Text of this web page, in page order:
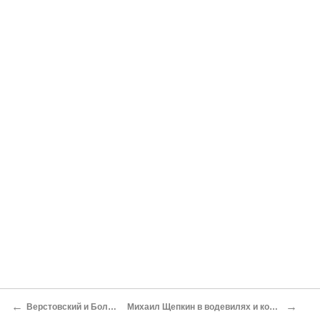
← Верстовский и Большой Театр Михаил Щепкин в водевилях и комических операх →